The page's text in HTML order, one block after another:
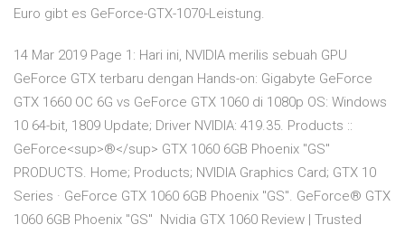
Euro gibt es GeForce-GTX-1070-Leistung.
14 Mar 2019 Page 1: Hari ini, NVIDIA merilis sebuah GPU
GeForce GTX terbaru dengan Hands-on: Gigabyte GeForce
GTX 1660 OC 6G vs GeForce GTX 1060 di 1080p OS: Windows
10 64-bit, 1809 Update; Driver NVIDIA: 419.35. Products ::
GeForce<sup>®</sup> GTX 1060 6GB Phoenix "GS"
PRODUCTS. Home; Products; NVIDIA Graphics Card; GTX 10
Series · GeForce GTX 1060 6GB Phoenix "GS". GeForce® GTX
1060 6GB Phoenix "GS" Nvidia GTX 1060 Review | Trusted